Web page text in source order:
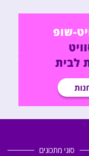
סוגי מתכונים